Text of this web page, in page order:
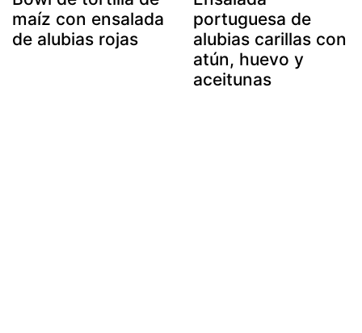
maíz con ensalada
de alubias rojas
portuguesa de
alubias carillas con
atún, huevo y
aceitunas